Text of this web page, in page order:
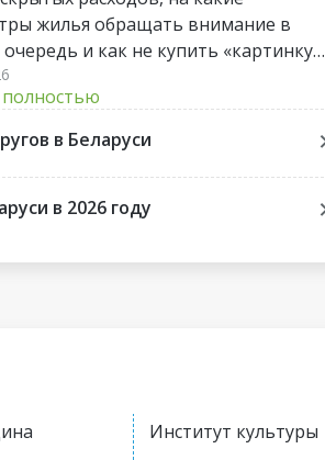
жилья обращать внимание в
и как не купить «картинку»,
для жизни. Пошаговый чек-
пройти весь путь до сделки
стрессов и разочарований.
в Беларуси
в 2026 году
Институт культуры